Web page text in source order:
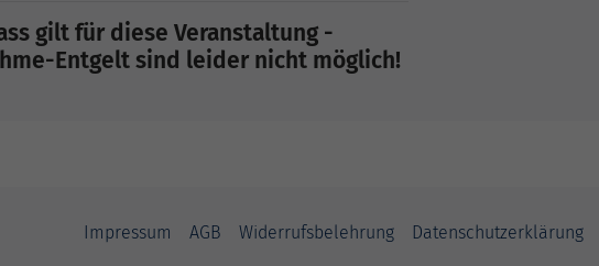
gilt für diese Veranstaltung -
Entgelt sind leider nicht möglich!
Impressum AGB Widerrufsbelehrung Datenschutzerklärung